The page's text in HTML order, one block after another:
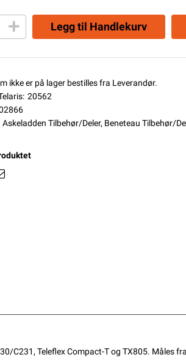
Legg til Handlekurv
ikke er på lager bestilles fra Leverandør.
20562
Askeladden Tilbehør/Deler, Beneteau Tilbehør/
C231, Teleflex Compact-T og TX805. Måles